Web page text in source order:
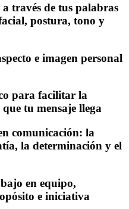
través de tus palabras
postura, tono y
e imagen personal
para facilitar la
tu mensaje llega
comunicación: la
la determinación y el
en equipo,
e iniciativa